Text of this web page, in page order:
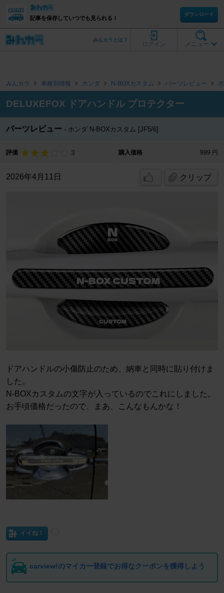
記事を保存していつでも見られる！
ダウンロード
メニュー
ログイン
みんカラとは？
みんカラ 車種別情報 ホンダ N-BOXカスタム パーツレビュー
DELUXEFOX ドアハンドル プロテクター
パーツレビュー ホンダ N-BOXカスタム [JF5/6]
評価 3 購入価格 999 円
2026年4月11日 クリップ
ドアハンドルの小傷防止のため、納車と同時に貼り付けま
した。
N-BOXカスタムの文字が入っているのでこれにしました。
お手頃価格だったので、まあ、こんなもんかな！
イイね！
carview!のマイカー登録でお得なクーポンを獲得しよう